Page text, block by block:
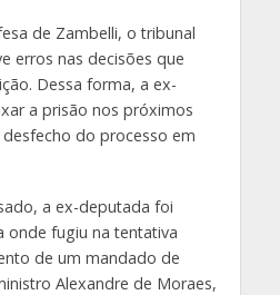
de Zambelli, o tribunal
erros nas decisões que
Dessa forma, a ex-
a prisão nos próximos
do processo em
a ex-deputada foi
onde fugiu na tentativa
de um mandado de
Alexandre de Moraes,